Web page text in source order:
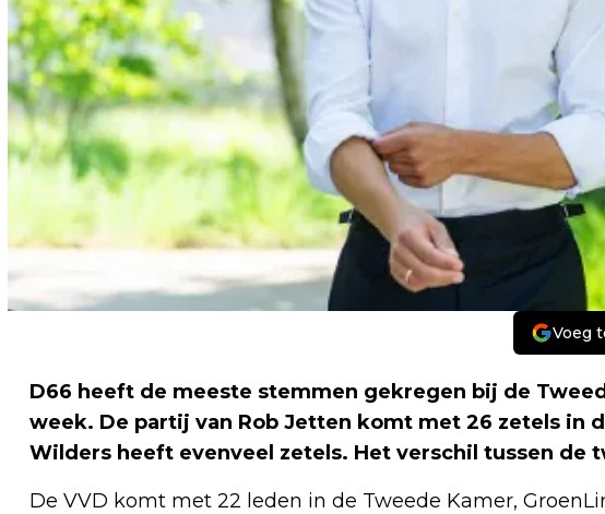
Voeg
D66 heeft de meeste stemmen gekregen bij de
week. De partij van Rob Jetten komt met 26 zetels in
Wilders heeft evenveel zetels. Het verschil tussen de
De VVD komt met 22 leden in de Tweede Kamer,